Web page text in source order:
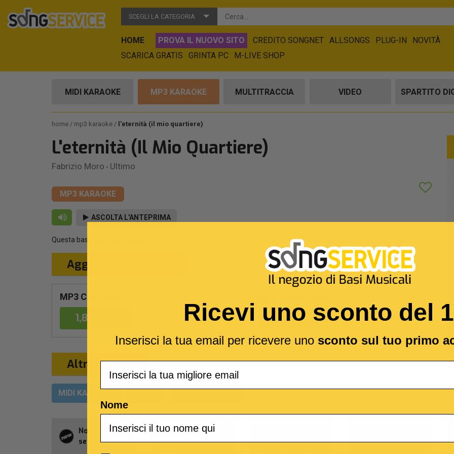
SCEGLI LA CATEGORIA
HOME PROVA IL NUOVO SITO CREDITO SONGNET ALLSONGS PLUG-IN
NOVITÀ
SCARICA GRATIS
GRINTA PC M-LIVE SHOP
MIDI KARAOKE MP3 KARAOKE MULTITRACCIA VIDEO SPARTITO
home mp3 karaoke l'eternità (il mio quartiere)
L'eternità (Il Mio Quartiere)
Fabrizio Moro - Ultimo
MP3 KARAOKE
ASCOLTA L'ANTEPRIMA
Questa base musicale è una cover del brano reso celebre da
Aggiungi al Carrello
MP3 Con testo
1,89 € 1,89 €
Altri formati
MIDI KARAOKE
Novità della
settimana
Abbonamento
Allsongs
Ricevi uno sconto del
Inserisci la tua email per ricevere uno sconto sul tuo primo
Nome